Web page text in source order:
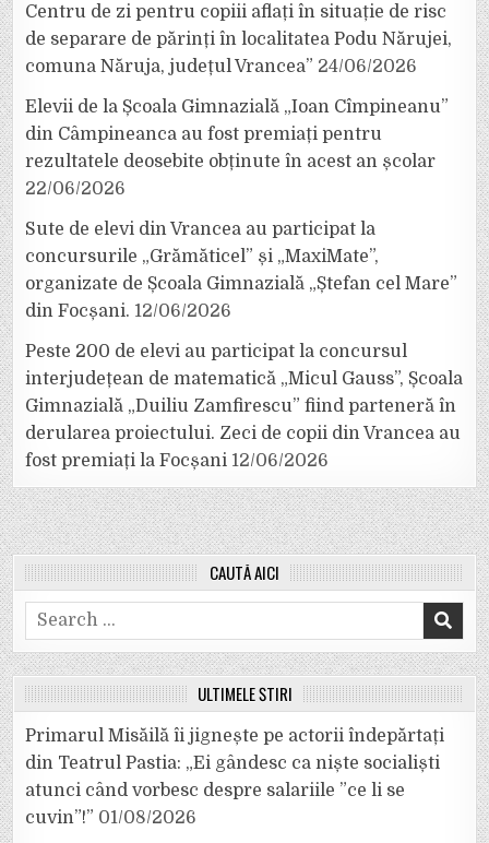
Centru de zi pentru copiii aflați în situație de risc
de separare de părinți în localitatea Podu Nărujei,
comuna Năruja, județul Vrancea” 24/06/2026
Elevii de la Școala Gimnazială „Ioan Cîmpineanu”
din Câmpineanca au fost premiați pentru
rezultatele deosebite obținute în acest an școlar
22/06/2026
Sute de elevi din Vrancea au participat la
concursurile „Grămăticel” și „MaxiMate”,
organizate de Școala Gimnazială „Ștefan cel Mare”
din Focșani. 12/06/2026
Peste 200 de elevi au participat la concursul
interjudețean de matematică „Micul Gauss”, Școala
Gimnazială „Duiliu Zamfirescu” fiind parteneră în
derularea proiectului. Zeci de copii din Vrancea au
fost premiați la Focșani 12/06/2026
CAUTĂ AICI
Search
for:
ULTIMELE ȘTIRI
Primarul Misăilă îi jignește pe actorii îndepărtați
din Teatrul Pastia: „Ei gândesc ca niște socialiști
atunci când vorbesc despre salariile ”ce li se
cuvin”!” 01/08/2026